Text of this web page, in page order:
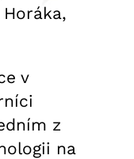
v
z
na